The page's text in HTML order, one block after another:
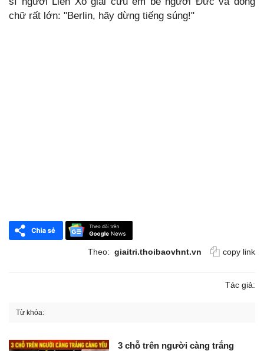
chữ rất lớn: "Berlin, hãy dừng tiếng súng!"
Theo: giaitri.thoibaovhnt.vn copy link
Tác giả:
Từ khóa:
3 chỗ trên người càng trắng